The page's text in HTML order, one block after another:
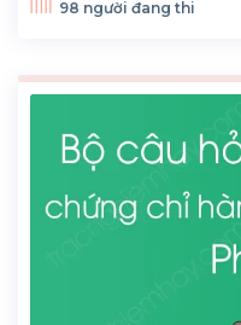
98 người đang thi